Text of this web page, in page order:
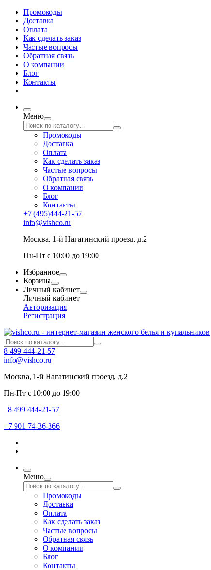
Промокоды
Доставка
Оплата
Как сделать заказ
Частые вопросы
Обратная связь
О компании
Блог
Контакты
Меню
Промокоды
Доставка
Оплата
Как сделать заказ
Частые вопросы
Обратная связь
О компании
Блог
Контакты
+7 (495)444-21-57
info@vishco.ru
Москва, 1-й Нагатинский проезд, д.2
Пн-Пт с 10:00 до 19:00
Избранное
Корзина
Личный кабинет
Личный кабинет
Авторизация
Регистрация
8 499 444-21-57
info@vishco.ru
Москва, 1-й Нагатинский проезд, д.2
Пн-Пт с 10:00 до 19:00
8 499 444-21-57
+7 901 74-36-366
Меню
Промокоды
Доставка
Оплата
Как сделать заказ
Частые вопросы
Обратная связь
О компании
Блог
Контакты